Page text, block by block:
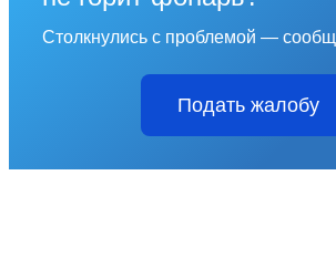
Столкнулись с проблемой —
Подать жалобу